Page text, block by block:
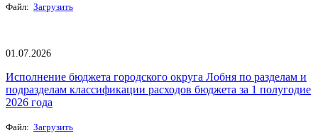
Файл: Загрузить
01.07.2026
Исполнение бюджета городского округа Лобня по разделам и
подразделам классификации расходов бюджета за 1 полугодие
2026 года
Файл: Загрузить